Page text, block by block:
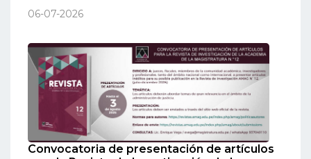
06-07-2026
Convocatoria de presentación de artículos